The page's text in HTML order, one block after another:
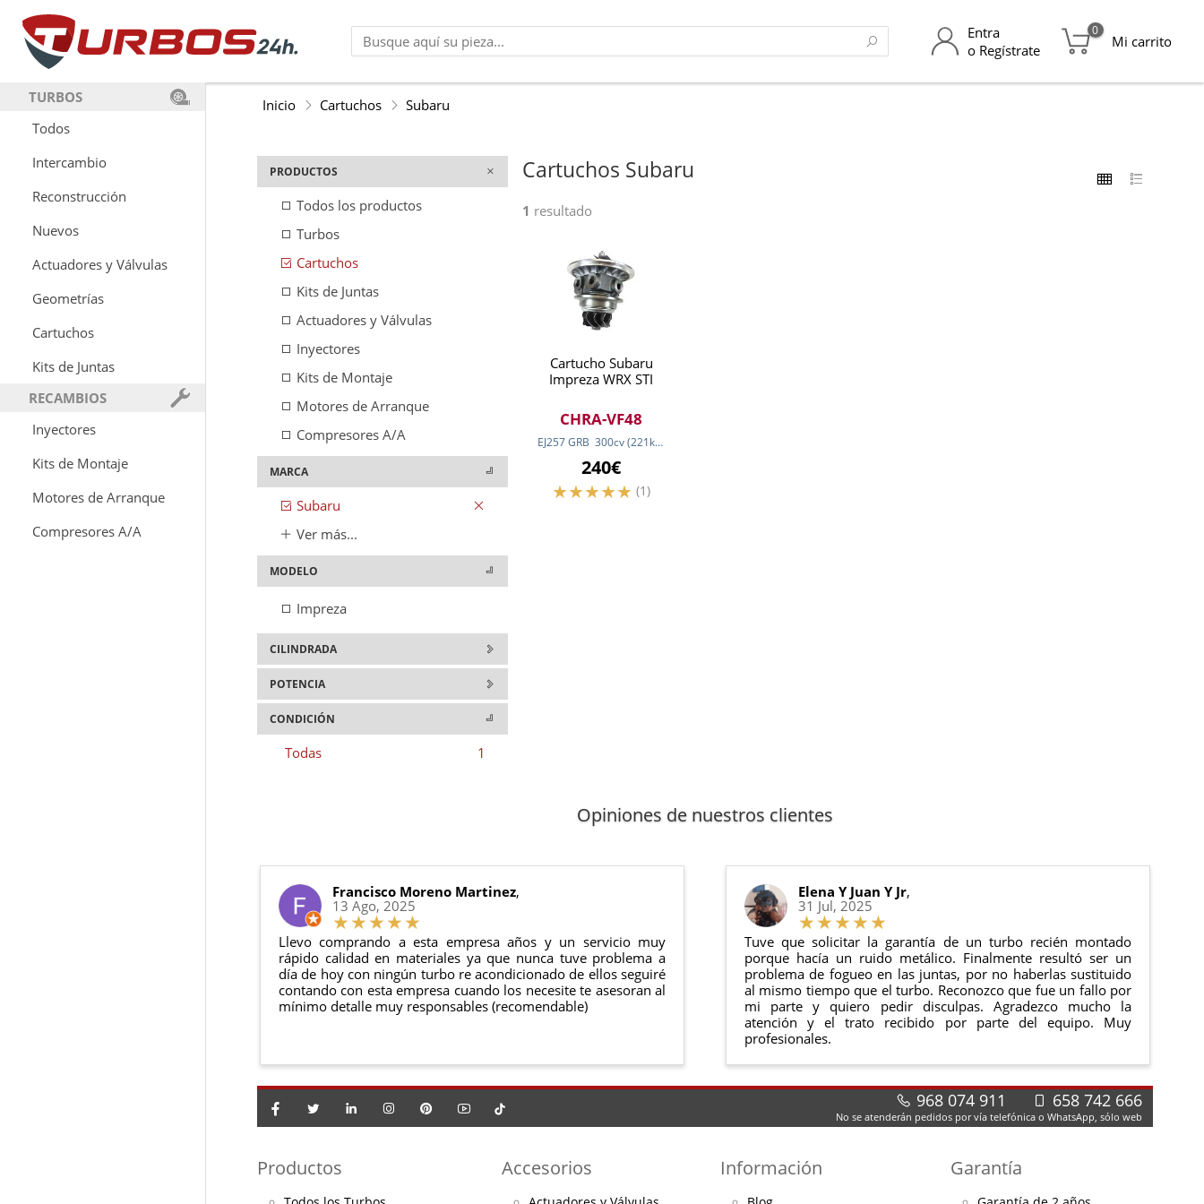
Entra
o Regístrate
0
Mi carrito
TURBOS
Todos
Intercambio
Reconstrucción
Nuevos
Actuadores y Válvulas
Geometrías
Cartuchos
Kits de Juntas
RECAMBIOS
Inyectores
Kits de Montaje
Motores de Arranque
Compresores A/A
Inicio Cartuchos Subaru
PRODUCTOS
Todos los productos
Turbos
Cartuchos
Kits de Juntas
Actuadores y Válvulas
Inyectores
Kits de Montaje
Motores de Arranque
Compresores A/A
MARCA
Subaru
Ver más...
MODELO
Impreza
CILINDRADA
2.500cc
POTENCIA
300cv
CONDICIÓN
Todas 1
Cartuchos Subaru
1 resultado
Cartucho Subaru
Impreza WRX STI
CHRA-VF48
EJ257 GRB 300cv(221kw
240€
(1)
Opiniones de nuestros clientes
Francisco Moreno Martinez,
13 Ago, 2025
Llevo comprando a esta empresa años y un servicio muy
rápido calidad en materiales ya que nunca tuve problema a
día de hoy con ningún turbo re acondicionado de ellos seguiré
contando con esta empresa cuando los necesite te asesoran al
mínimo detalle muy responsables (recomendable)
Elena Y Juan Y Jr,
31 Jul, 2025
Tuve que solicitar la garantía de un turbo recién montado
porque hacía un ruido metálico. Finalmente resultó ser un
problema de fogueo en las juntas, por no haberlas sustituido
al mismo tiempo que el turbo. Reconozco que fue un fallo por
mi parte y quiero pedir disculpas. Agradezco mucho la
atención y el trato recibido por parte del equipo. Muy
profesionales.
968 074 911 658 742 666
No se atenderán pedidos por vía telefónica o WhatsApp, sólo web
Productos Accesorios Información Garantía